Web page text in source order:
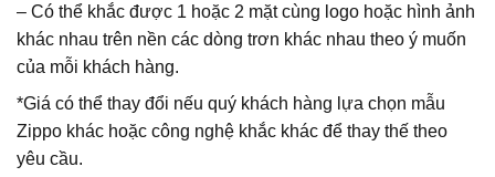
– Có thể khắc được 1 hoặc 2 mặt cùng logo hoặc hình ảnh
khác nhau trên nền các dòng trơn khác nhau theo ý muốn
của mỗi khách hàng.
*Giá có thể thay đổi nếu quý khách hàng lựa chọn mẫu
Zippo khác hoặc công nghệ khắc khác để thay thế theo
yêu cầu.